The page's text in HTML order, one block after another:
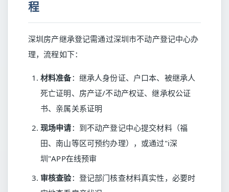
程
深圳房产继承登记需通过深圳市不动产登记中心办
理，流程如下：
材料准备：继承人身份证、户口本、被继承人
死亡证明、房产证/不动产权证、继承权公证
书、亲属关系证明
现场申请：到不动产登记中心提交材料（福
田、南山等区可预约办理），或通过"i深
圳"APP在线预审
审核查验：登记部门核查材料真实性，必要时